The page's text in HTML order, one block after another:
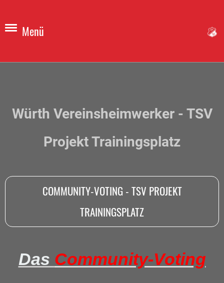
Menü
Würth Vereinsheimwerker - TSV
Projekt Trainingsplatz
COMMUNITY-VOTING - TSV PROJEKT
TRAININGSPLATZ
Das Community-Voting